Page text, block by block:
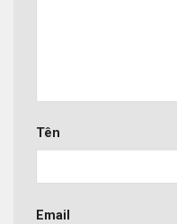
Tên
Email